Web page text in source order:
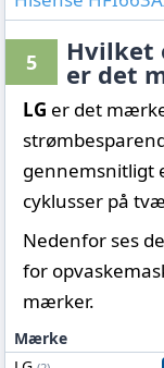
5 Hvilket
er det
LG er det
gennemsnitligt
cyklusser på
Nedenfor ses
for
mærker.
Mærke